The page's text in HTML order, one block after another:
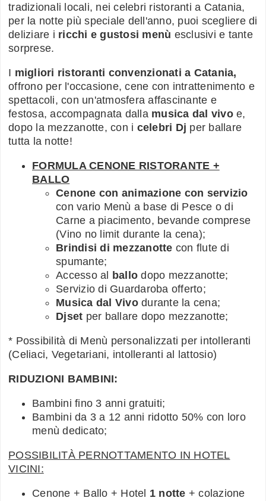
tradizionali locali, nei celebri ristoranti a Catania,
per la notte più speciale dell'anno, puoi scegliere di
deliziare i ricchi e gustosi menù esclusivi e tante
sorprese.
I migliori ristoranti convenzionati a Catania,
offrono per l'occasione, cene con intrattenimento e
spettacoli, con un'atmosfera affascinante e
festosa, accompagnata dalla musica dal vivoe,
dopo la mezzanotte, con i celebri Dj per ballare
tutta la notte!
FORMULA CENONE RISTORANTE +
BALLO
Cenone con animazione con servizio
con vario Menù a base di Pesce o di
Carne a piacimento, bevande comprese
(Vino no limit durante la cena);
Brindisi di mezzanotte con flute di
spumante;
Accesso al ballo dopo mezzanotte;
Servizio di Guardaroba offerto;
Musica dal Vivodurante la cena;
Djset per ballare dopo mezzanotte;
* Possibilità di Menù personalizzati per intolleranti
(Celiaci, Vegetariani, intolleranti al lattosio)
RIDUZIONI BAMBINI:
Bambini fino 3 anni gratuiti;
Bambini da 3 a 12 anni ridotto 50% con loro
menù dedicato;
POSSIBILITÀ PERNOTTAMENTO IN HOTEL
VICINI:
Cenone + Ballo + Hotel 1 notte + colazione